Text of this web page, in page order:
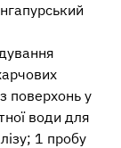
поверхонь у
води для
1 пробу